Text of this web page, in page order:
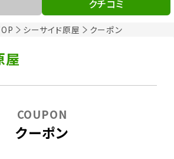
シーサイド原屋 クーポン
クチコミ
屋
クーポン
COUPON